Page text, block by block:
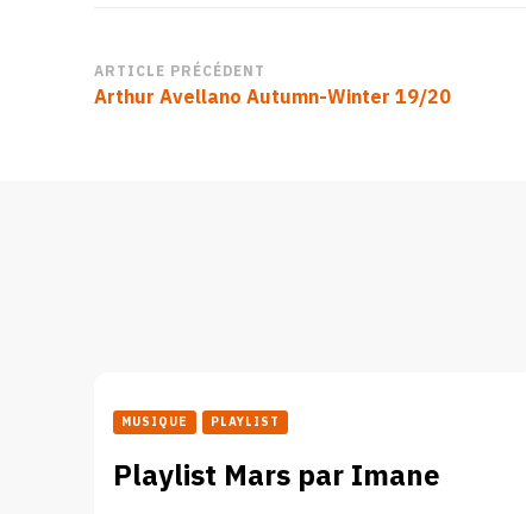
Navigation
d’article
ARTICLE PRÉCÉDENT
Arthur Avellano Autumn-Winter 19/20
MUSIQUE PLAYLIST
Playlist Mars par Imane